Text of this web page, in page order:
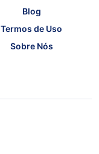
Blog
Termos de Uso
Sobre Nós